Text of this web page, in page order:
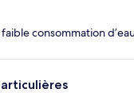
faible consommation